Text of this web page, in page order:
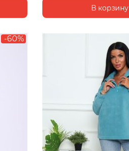
-60%